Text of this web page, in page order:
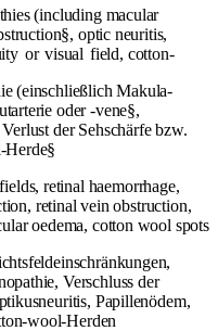
(including macular
optic neuritis,
or visual field, cotton-
(einschließlich Makula-
oder -vene§,
der Sehschärfe bzw.
Herde§
fields, retinal haemorrhage,
retinal vein obstruction,
oedema, cotton wool spots
Verschluss der
Papillenödem,
wool-Herden